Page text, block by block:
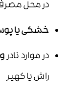
در محل
خشکی یا
در موارد نادر
راش یا کهیر